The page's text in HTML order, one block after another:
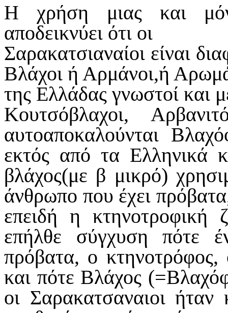
Η χρήση μιας και
αποδεικνύει ότι οι
Σαρακατσιαναίοι είναι
Βλάχοι ή Αρμάνοι,ή
της Ελλάδας γνωστοί και
Κουτσόβλαχοι,
αυτοαποκαλούνται
εκτός από τα Ελληνικά
βλάχος(με β μικρό)
άνθρωπο που έχει
επειδή η κτηνοτροφική
επήλθε σύγχυση πότε
πρόβατα, ο κτηνοτρόφος,
και πότε Βλάχος
οι Σαρακατσαναιοι ήταν